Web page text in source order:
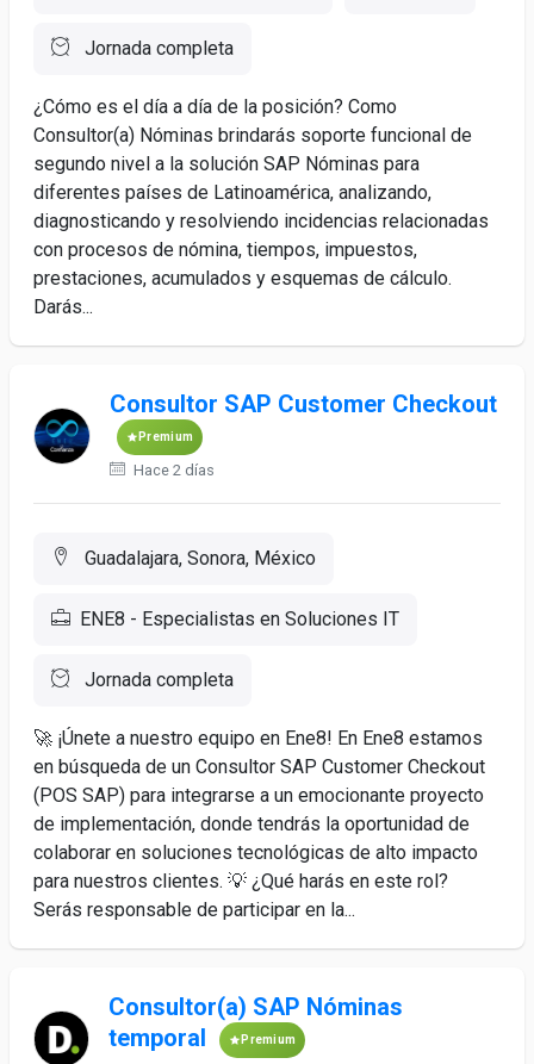
Jornada completa
¿Cómo es el día a día de la posición? Como
Consultor(a) Nóminas brindarás soporte funcional de
segundo nivel a la solución SAP Nóminas para
diferentes países de Latinoamérica, analizando,
diagnosticando y resolviendo incidencias relacionadas
con procesos de nómina, tiempos, impuestos,
prestaciones, acumulados y esquemas de cálculo.
Darás...
Consultor SAP Customer Checkout
Premium
Hace 2 días
Guadalajara, Sonora, México
ENE8 - Especialistas en Soluciones IT
Jornada completa
🚀 ¡Únete a nuestro equipo en Ene8! En Ene8 estamos
en búsqueda de un Consultor SAP Customer Checkout
(POS SAP) para integrarse a un emocionante proyecto
de implementación, donde tendrás la oportunidad de
colaborar en soluciones tecnológicas de alto impacto
para nuestros clientes. 💡 ¿Qué harás en este rol?
Serás responsable de participar en la...
Consultor(a) SAP Nóminas
temporal
Premium